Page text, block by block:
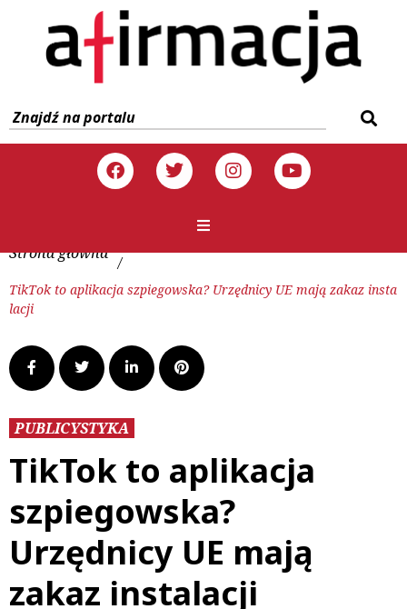
Strona główna /
TikTok to aplikacja szpiegowska? Urzędnicy UE mają zakaz insta
lacji
PUBLICYSTYKA
TikTok to aplikacja
szpiegowska?
Urzędnicy UE mają
zakaz instalacji